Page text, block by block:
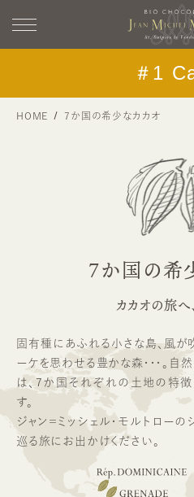
＃1
HOME 7か国の希少なカカオ
7か国の希
カカオの旅へ
固有種にあふれる小さな島、風が
ーケを思わせる豊かな森・・・。自
は、7か国それぞれの土地の特
す。
ジャン＝ミッシェル・モルトロー
巡る旅にお出かけください。